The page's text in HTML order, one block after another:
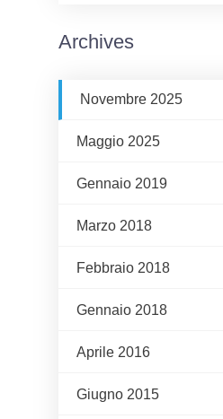
Archives
Novembre 2025
Maggio 2025
Gennaio 2019
Marzo 2018
Febbraio 2018
Gennaio 2018
Aprile 2016
Giugno 2015